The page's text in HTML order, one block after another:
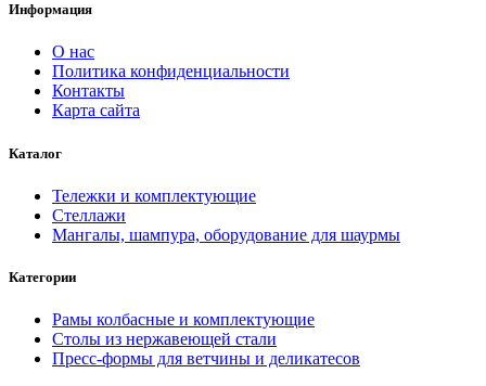
Информация
О нас
Политика конфиденциальности
Контакты
Карта сайта
Каталог
Тележки и комплектующие
Стеллажи
Мангалы, шампура, оборудование для шаурмы
Категории
Рамы колбасные и комплектующие
Столы из нержавеющей стали
Пресс-формы для ветчины и деликатесов